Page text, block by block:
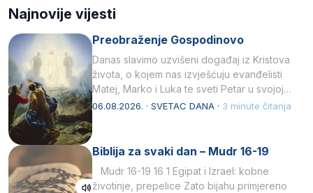
Najnovije vijesti
Preobraženje Gospodinovo
Danas slavimo uzvišeni događaj iz Kristova
života, o kojem nas izvješćuju evanđelisti
Matej, Marko i Luka te sveti Petar u svojoj
drugoj…
06.08.2026. · SVETAC DANA · 3 minute čitanja
Biblija za svaki dan – Mudr 16-19
Mudr 16-19 16 1 Egipat i Izrael: kobne
životinje, prepelice Zato bijahu primjereno